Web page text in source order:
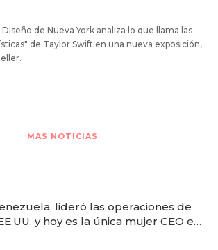
de Nueva York analiza lo que llama las
de Taylor Swift en una nueva exposición,
MAS NOTICIAS
lideró las operaciones de
y hoy es la única mujer CEO en